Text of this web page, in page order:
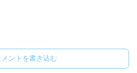
メントを書き込む